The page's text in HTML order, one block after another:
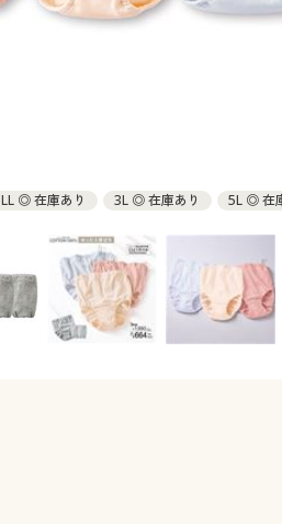
LL ◎ 在庫あり 3L ◎ 在庫あり 5L ◎ 在